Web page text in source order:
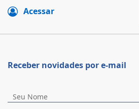
Acessar
Receber novidades por e-mail